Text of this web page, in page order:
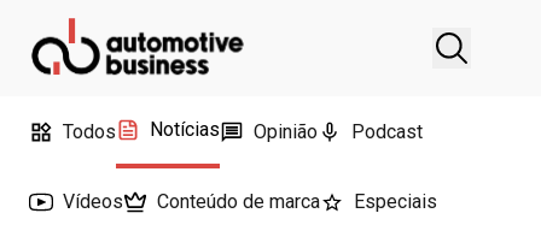
Todos Notícias Opinião Podcast
Vídeos Conteúdo de marca Especiais